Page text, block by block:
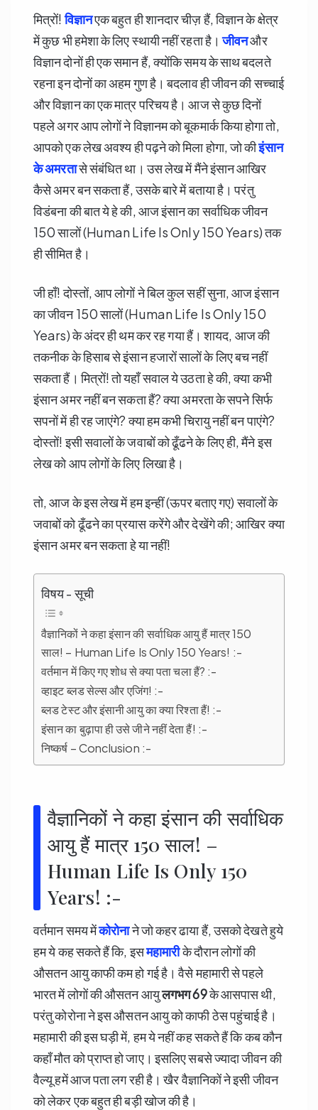
मित्रों!विज्ञानएक बहुत ही शानदार चीज़ हैं, विज्ञान के क्षेत्र
में कुछ भी हमेशा के लिए स्थायी नहीं रहता है।जीवनऔर
विज्ञान दोनों ही एक समान हैं, क्योंकि समय के साथ बदलते
रहना इन दोनों का अहम गुण है। बदलाव ही जीवन की सच्चाई
और विज्ञान का एक मात्र परिचय है। आज से कुछ दिनों
पहले अगर आप लोगों ने विज्ञानम को बूकमार्क किया होगा तो,
आपको एक लेख अवश्य ही पढ़ने को मिला होगा, जो कीइंसान
के अमरतासे संबंधित था। उस लेख में मैंने इंसान आखिर
कैसे अमर बन सकता हैं, उसके बारे में बताया है। परंतु
विडंबना की बात ये हे की, आज इंसान का सर्वाधिक जीवन
150 सालों (Human Life Is Only 150 Years) तक
ही सीमित है।
जी हाँ! दोस्तों, आप लोगों ने बिल कुल सहीं सुना, आज इंसान
का जीवन 150 सालों (Human Life Is Only 150
Years) के अंदर ही थम कर रह गया हैं। शायद, आज की
तकनीक के हिसाब से इंसान हजारों सालों के लिए बच नहीं
सकता हैं। मित्रों! तो यहाँ सवाल ये उठता हे की, क्या कभी
इंसान अमर नहीं बन सकता हैं? क्या अमरता के सपने सिर्फ
सपनों में ही रह जाएंगे? क्या हम कभी चिरायु नहीं बन पाएंगे?
दोस्तों! इसी सवालों के जवाबों को ढूँढने के लिए ही, मैंने इस
लेख को आप लोगों के लिए लिखा है।
तो, आज के इस लेख में हम इन्हीं (ऊपर बताए गए) सवालों के
जवाबों को ढूँढने का प्रयास करेंगे और देखेंगे की; आखिर क्या
इंसान अमर बन सकता हे या नहीं!
विषय - सूची
वैज्ञानिकों ने कहा इंसान की सर्वाधिक आयु हैं मात्र 150
साल! – Human Life Is Only 150 Years! :-
वर्तमान में किए गए शोध से क्या पता चला हैं? :-
व्हाइट ब्लड सेल्स और एजिंग! :-
ब्लड टेस्ट और इंसानी आयु का क्या रिश्ता हैं! :-
इंसान का बुढ़ापा ही उसे जीने नहीं देता हैं! :-
निष्कर्ष – Conclusion :-
वैज्ञानिकों ने कहा इंसान की सर्वाधिक
आयु हैं मात्र 150 साल! –
Human Life Is Only 150
Years! :-
वर्तमान समय मेंकोरोनाने जो कहर ढाया हैं, उसको देखते हुये
हम ये कह सकते हैं कि, इसमहामारीके दौरान लोगों की
औसतन आयु काफी कम हो गई है। वैसे महामारी से पहले
भारत में लोगों की औसतन आयुलगभग 69के आसपास थी,
परंतु कोरोना ने इस औसतन आयु को काफी ठेस पहुंचाई है।
महामारी की इस घड़ी में, हम ये नहीं कह सकते हैं कि कब कौन
कहाँ मौत को प्राप्त हो जाए। इसलिए सबसे ज्यादा जीवन की
वैल्यू हमें आज पता लग रही है। खैर वैज्ञानिकों ने इसी जीवन
को लेकर एक बहुत ही बड़ी खोज की है।